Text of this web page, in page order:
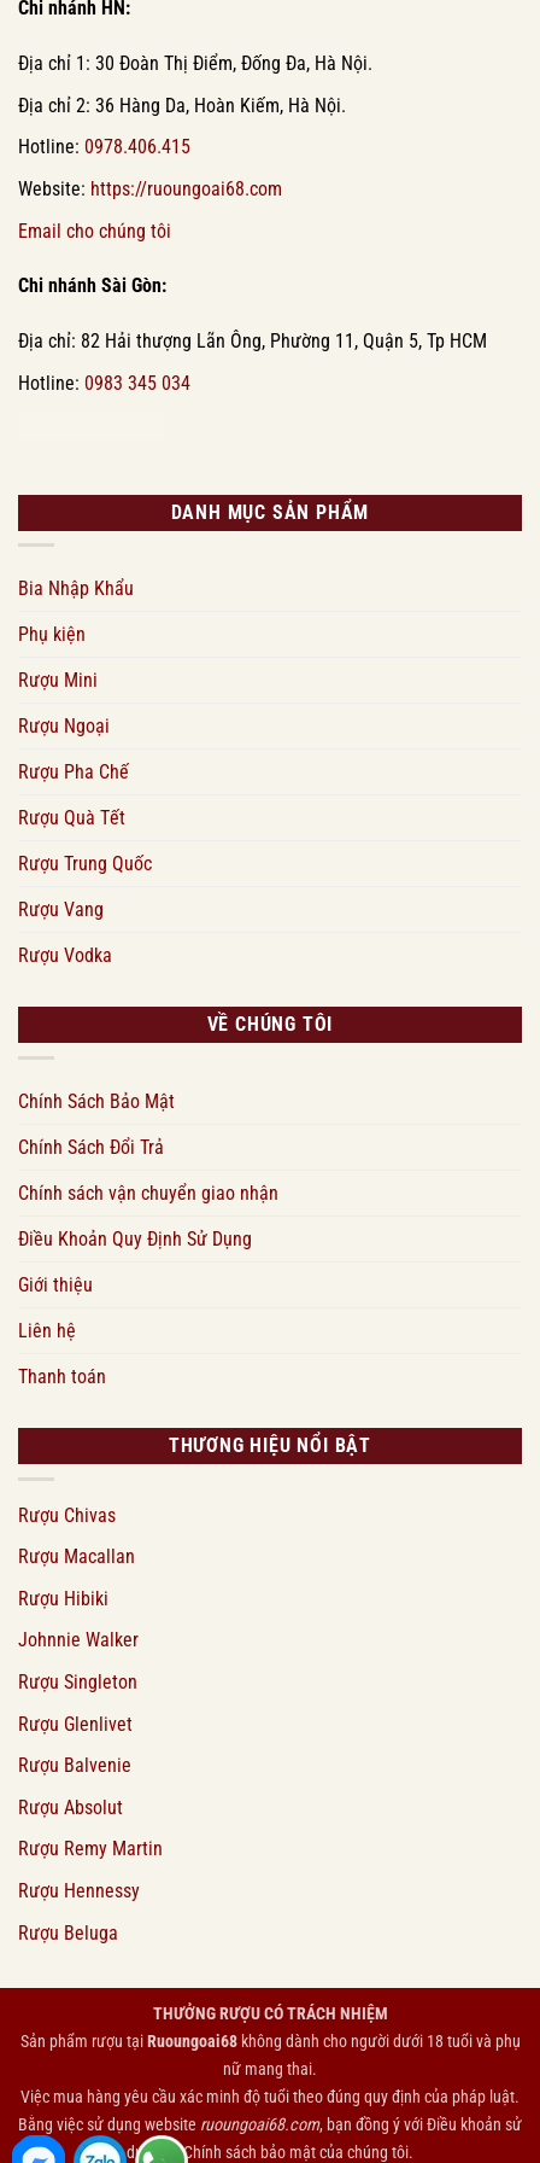
Chi nhánh HN:
Địa chỉ 1: 30 Đoàn Thị Điểm, Đống Đa, Hà Nội.
Địa chỉ 2: 36 Hàng Da, Hoàn Kiếm, Hà Nội.
Hotline: 0978.406.415
Website: https://ruoungoai68.com
Email cho chúng tôi
Chi nhánh Sài Gòn:
Địa chỉ: 82 Hải thượng Lãn Ông, Phường 11, Quận 5, Tp HCM
Hotline: 0983 345 034
DANH MỤC SẢN PHẨM
Bia Nhập Khẩu
Phụ kiện
Rượu Mini
Rượu Ngoại
Rượu Pha Chế
Rượu Quà Tết
Rượu Trung Quốc
Rượu Vang
Rượu Vodka
VỀ CHÚNG TÔI
Chính Sách Bảo Mật
Chính Sách Đổi Trả
Chính sách vận chuyển giao nhận
Điều Khoản Quy Định Sử Dụng
Giới thiệu
Liên hệ
Thanh toán
THƯƠNG HIỆU NỔI BẬT
Rượu Chivas
Rượu Macallan
Rượu Hibiki
Johnnie Walker
Rượu Singleton
Rượu Glenlivet
Rượu Balvenie
Rượu Absolut
Rượu Remy Martin
Rượu Hennessy
Rượu Beluga
THƯỞNG RƯỢU CÓ TRÁCH NHIỆM
Sản phẩm rượu tạiRuoungoai68không dành cho người dưới 18 tuổi và phụ
nữ mang thai.
Việc mua hàng yêu cầu xác minh độ tuổi theo đúng quy định của pháp luật.
Bằng việc sử dụng website ruoungoai68.com, bạn đồng ý vớiĐiều khoản sử
dụng
vàChính sách bảo mậtcủa chúng tôi.